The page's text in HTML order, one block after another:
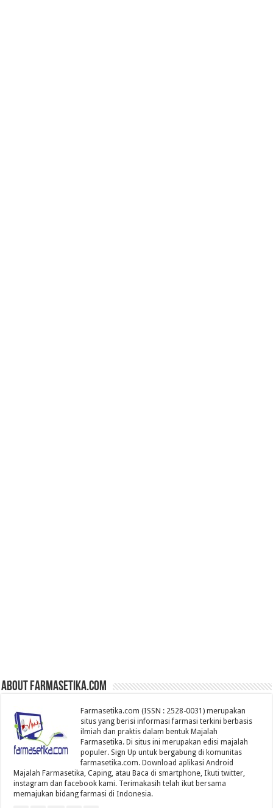
About farmasetika.com
Farmasetika.com (ISSN : 2528-0031) merupakan
situs yang berisi informasi farmasi terkini berbasis
ilmiah dan praktis dalam bentuk Majalah
Farmasetika. Di situs ini merupakan edisi majalah
populer. Sign Up untuk bergabung di komunitas
farmasetika.com. Download aplikasi Android
Majalah Farmasetika, Caping, atau Baca di smartphone, Ikuti twitter,
instagram dan facebook kami. Terimakasih telah ikut bersama
memajukan bidang farmasi di Indonesia.